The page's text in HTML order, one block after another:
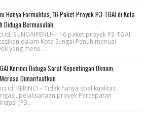
Hanya Formalitas, 16 Paket Proyek P3-TGAI di Kota
Diduga Bermasalah
SUNGAIPENUH- 16 paket proyek P3-TGAI
dalam Kota Sungai Penuh menuai
yang mene...
Kerinci Diduga Sarat Kepentingan Oknum,
Dimanfaatkan
KERINCI – Tidak hanya soal kualitas
pelaksanaan proyek Percepatan
(P3...